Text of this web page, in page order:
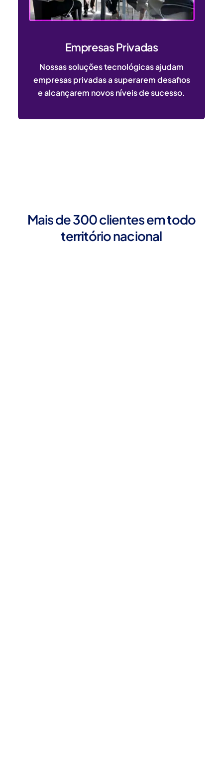
Empresas Privadas
Nossas soluções tecnológicas ajudam
empresas privadas a superarem desafios
e alcançarem novos níveis de sucesso.
Mais de 300 clientes em todo
território nacional